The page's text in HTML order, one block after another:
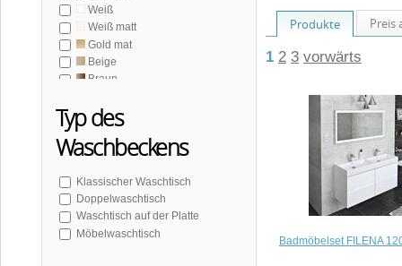
Weiß
Weiß matt
Gold mat
Beige
Braun
Silber
Typ des
Waschbeckens
Klassischer Waschtisch
Doppelwaschtisch
Waschtisch auf der Platte
Möbelwaschtisch
Produkte Preis
1 2 3 vorwärts
Badmöbelset FILENA